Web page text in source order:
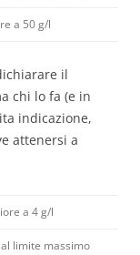
a 50 g/l
il
chi lo fa (e in
indicazione,
attenersi a
a 4 g/l
limite massimo